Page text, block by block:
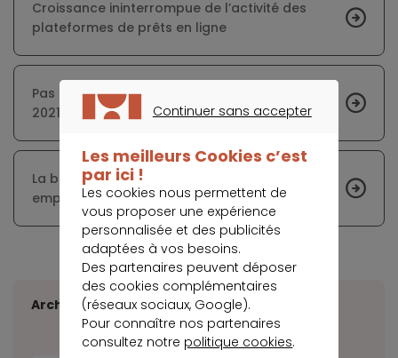
Croissance ininterrompue de l’activité des
plateformes de prêts en ligne
Pas de majoration de l’allocation de rentrée
2021
La baisse des taux profite aux jeunes
emprunteurs
Archives
Continuer sans accepter
Les meilleurs Cookies c’est
par ici !
Les cookies nous permettent de
vous proposer une expérience
personnalisée et des publicités
adaptées à vos besoins.
Des partenaires peuvent déposer
des cookies complémentaires
(réseaux sociaux, Google).
Pour connaître nos partenaires
consultez notre politique cookies.